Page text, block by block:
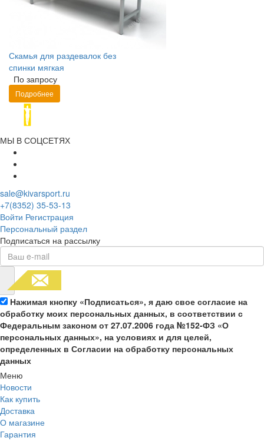
Скамья для раздевалок без
спинки мягкая
По запросу
Подробнее
МЫ В СОЦСЕТЯХ
sale@kivarsport.ru
+7(8352) 35-53-13
Войти Регистрация
Персональный раздел
Подписаться на рассылку
Нажимая кнопку «Подписаться», я даю свое согласие на
обработку моих персональных данных, в соответствии с
Федеральным законом от 27.07.2006 года №152-ФЗ «О
персональных данных», на условиях и для целей,
определенных в Согласии на обработку персональных
данных
Меню
Новости
Как купить
Доставка
О магазине
Гарантия